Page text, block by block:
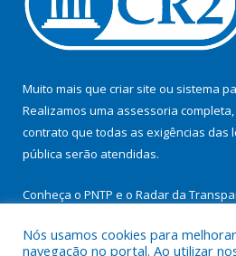
Muito mais que criar site ou sistema
Realizamos uma assessoria
contrato que todas as exigências das
pública serão atendidas.
Conheça o PNTP e o Radar da
Nós usamos cookies para
navegação no portal. Ao utilizar